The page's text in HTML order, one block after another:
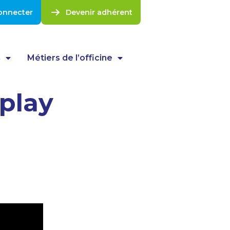
Devenir adhérent
Métiers de l’officine